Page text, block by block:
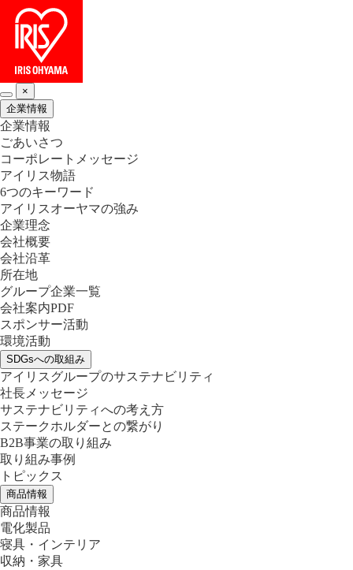
×
企業情報
企業情報
ごあいさつ
コーポレートメッセージ
アイリス物語
6つのキーワード
アイリスオーヤマの強み
企業理念
会社概要
会社沿革
所在地
グループ企業一覧
会社案内PDF
スポンサー活動
環境活動
SDGsへの取組み
アイリスグループのサステナビリティ
社長メッセージ
サステナビリティへの考え方
ステークホルダーとの繋がり
B2B事業の取り組み
取り組み事例
トピックス
商品情報
商品情報
電化製品
寝具・インテリア
収納・家具